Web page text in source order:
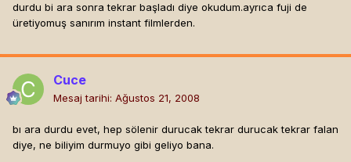
durdu bi ara sonra tekrar başladı diye okudum.ayrıca fuji de
üretiyomuş sanırım instant filmlerden.
Cuce
Mesaj tarihi: Ağustos 21, 2008
bı ara durdu evet, hep sölenir durucak tekrar durucak tekrar falan
diye, ne biliyim durmuyo gibi geliyo bana.